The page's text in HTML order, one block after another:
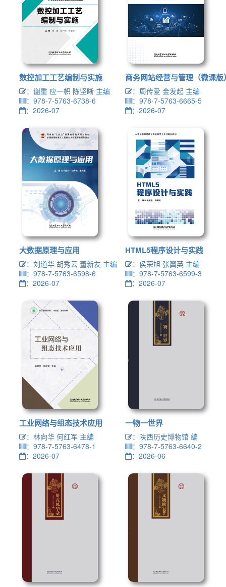
数控加工工艺编制与实施
：谢重 应一帜 陈坚晰 主编
：978-7-5763-6738-6
：2026-07
商务网站经营与管理（微课版
：周传爱 金发起 主编
：978-7-5763-6665-5
：2026-07
大数据原理与应用
：刘道华 胡秀云 董新友 主编
：978-7-5763-6598-6
：2026-07
HTML5程序设计与实践
：侯荣旭 张翼英 主编
：978-7-5763-6599-3
：2026-07
工业网络与组态技术应用
：林向华 何红军 主编
：978-7-5763-6478-1
：2026-07
一物一世界
：陕西历史博物馆 编
：978-7-5763-6640-2
：2026-06